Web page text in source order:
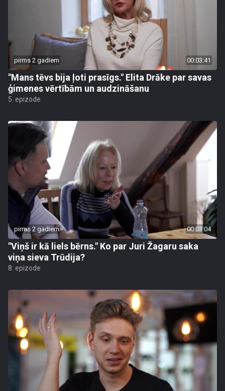
pirms 2 gadiem 00:03:41
"Mans tēvs bija ļoti prasīgs." Elita Drāke par savas
ģimenes vērtībām un audzināšanu
5. epizode
pirms 2 gadiem 00:03:04
"Viņš ir kā liels bērns." Ko par Juri Žagaru saka
viņa sieva Trūdija?
8. epizode